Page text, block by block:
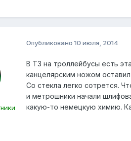
Опубликовано 10 июля, 2014
В ТЗ на троллейбусы есть
канцелярским ножом
Со стекла легко сотрется.
и метрошники начали
какую-то немецкую химию.